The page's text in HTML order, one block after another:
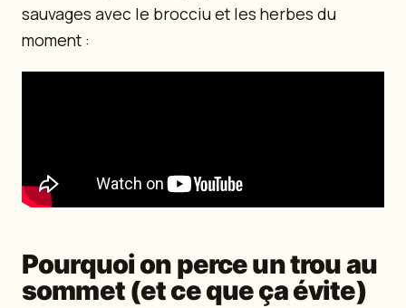
sauvages avec le brocciu et les herbes du
moment :
Pourquoi on perce un trou au
sommet (et ce que ça évite)